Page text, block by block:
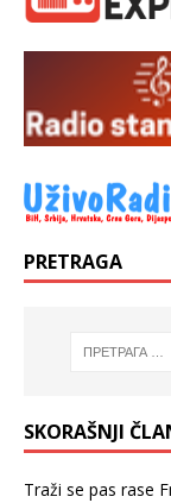
PRETRAGA
SKORAŠNJI
Traži se pas rase